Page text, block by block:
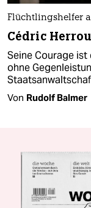
Flüchtlingshelfer
Cédric
Seine Courage
ohne
Von Rudolf Balmer